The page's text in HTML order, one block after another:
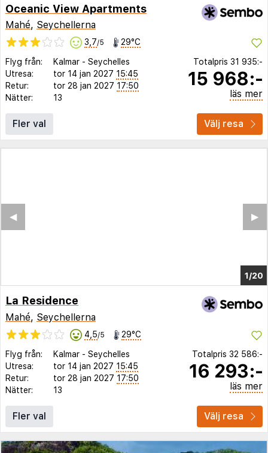
Oceanic View Apartments
Mahé, Seychellerna
3,7/5 29°C
Flyg från: Kalmar - Seychelles
Utresa:
tor 14 jan 2027 15:45
Retur:
tor 28 jan 2027 17:50
Nätter:
13
Totalpris 31 935:-
15 968:-
läs mer
Fler val Välj resa
1/14
▶︎
◀︎
La Residence
Mahé, Seychellerna
4,5/5 29°C
Flyg från: Kalmar - Seychelles
Utresa:
tor 14 jan 2027 15:45
Retur:
tor 28 jan 2027 17:50
Nätter:
13
Totalpris 32 586:-
16 293:-
läs mer
Fler val Välj resa